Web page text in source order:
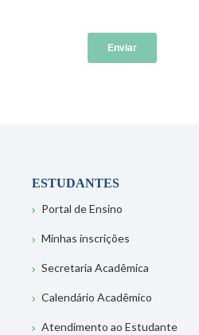
ESTUDANTES
Portal de Ensino
Minhas inscrições
Secretaria Acadêmica
Calendário Acadêmico
Atendimento ao Estudante